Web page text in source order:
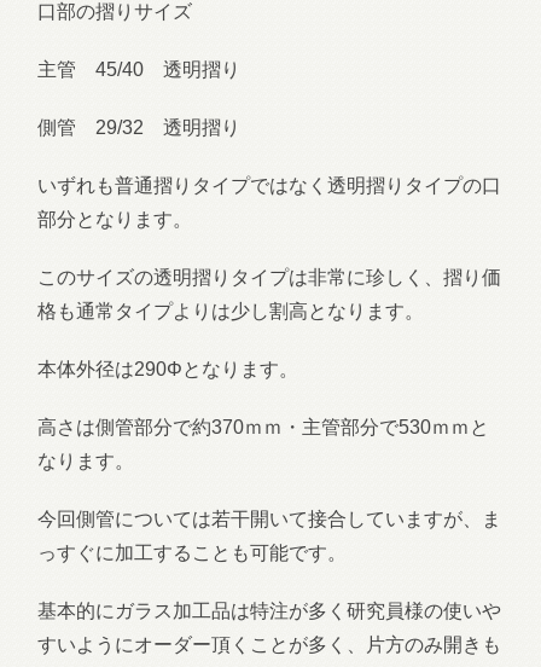
口部の摺りサイズ
主管 45/40 透明摺り
側管 29/32 透明摺り
いずれも普通摺りタイプではなく透明摺りタイプの口
部分となります。
このサイズの透明摺りタイプは非常に珍しく、摺り価
格も通常タイプよりは少し割高となります。
本体外径は290Φとなります。
高さは側管部分で約370ｍｍ・主管部分で530ｍｍと
なります。
今回側管については若干開いて接合していますが、ま
っすぐに加工することも可能です。
基本的にガラス加工品は特注が多く研究員様の使いや
すいようにオーダー頂くことが多く、片方のみ開きも